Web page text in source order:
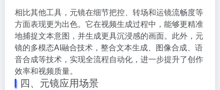
相比其他工具，元镜在细节把控、转场和运镜流畅度等
方面表现更为出色。它在视频生成过程中，能够更精准
地捕捉文本意图，并生成更具沉浸感的画面。此外，元
镜的多模态AI融合技术，整合文本生成、图像合成、语
音合成等技术，实现全流程自动化，进一步提升了创作
效率和视频质量。
四、元镜应用场景